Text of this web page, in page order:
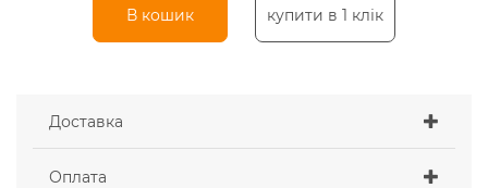
В кошик купити в 1 клік
Доставка
Оплата